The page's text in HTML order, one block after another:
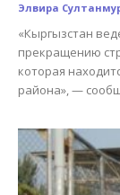
Элвира
«Кыргызстан
прекращению
которая
района», —